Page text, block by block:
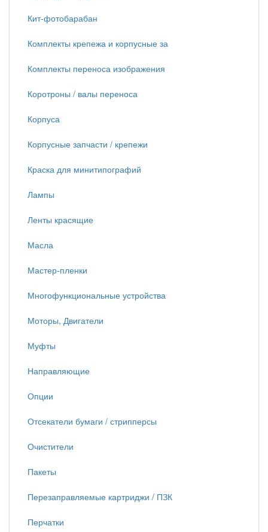
Кит-фотобарабан
Комплекты крепежа и корпусные за
Комплекты переноса изображения
Коротроны / валы переноса
Корпуса
Корпусные запчасти / крепежи
Краска для минитипографий
Лампы
Ленты красящие
Масла
Мастер-пленки
Многофункциональные устройства
Моторы, Двигатели
Муфты
Направляющие
Опции
Отсекатели бумаги / стрипперсы
Очистители
Пакеты
Перезаправляемые картриджи / ПЗК
Перчатки